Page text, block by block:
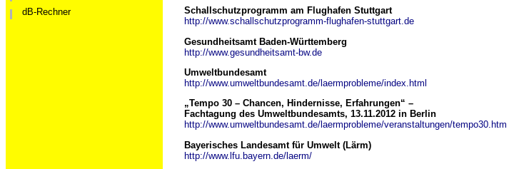
dB-Rechner
Schallschutzprogramm am Flughafen Stuttgart
http://www.schallschutzprogramm-flughafen-stuttgart.de
Gesundheitsamt Baden-Württemberg
http://www.gesundheitsamt-bw.de
Umweltbundesamt
http://www.umweltbundesamt.de/laermprobleme/index.html
„Tempo 30 – Chancen, Hindernisse, Erfahrungen“ –
Fachtagung des Umweltbundesamts, 13.11.2012 in Berlin
http://www.umweltbundesamt.de/laermprobleme/veranstaltungen/tempo30.htm
Bayerisches Landesamt für Umwelt (Lärm)
http://www.lfu.bayern.de/laerm/